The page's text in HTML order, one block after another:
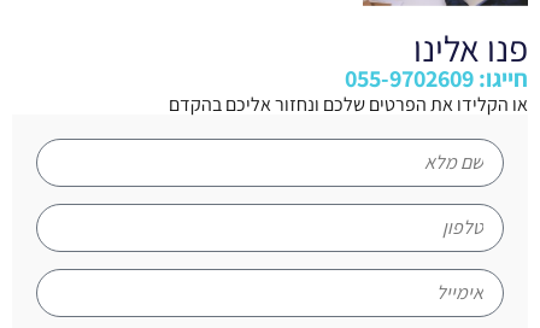
פנו אלינו
חייגו: 055-9702609
או הקלידו את הפרטים שלכם ונחזור אליכם בהקדם